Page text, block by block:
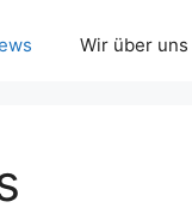
Wir über uns